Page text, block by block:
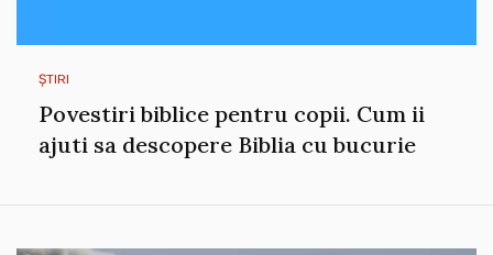
ȘTIRI
Povestiri biblice pentru copii. Cum ii
ajuti sa descopere Biblia cu bucurie